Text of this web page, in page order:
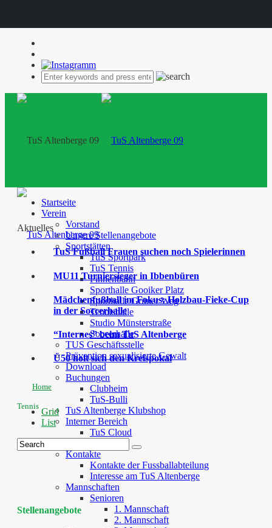
Startseite
Verein
Vorstand
Unsere Stellenangebote
Sportstätten
TuS Sportpark
TuS Tennis
Finnenbahn
Sporthalle Gooiker Platz
Sporthalle Grüner Weg
Tennishalle
Studio Münsterstraße
Soccerhalle
TUS Geschäftsstelle
Prävention sexualisierte Gewalt
Download
Buchungen
Clubheim
TuS-Bulli
TuS Altenberge Klubshop
Interner Bereich
TuS Cloud
Fussball
Kontakte
Kontakte der Fussballabteilung
Interesse am TuS Altenberge
Mannschaften
Senioren
1. Mannschaft
2. Mannschaft
Aktuelles
TuS Fußball Frauen suchen noch Spielerinnen
MU11 Turniersieger in Ibbenbüren
Mädchenfußball im Fokus: Holzbau-Fieke-Cup
in der Soccerhalle
“Internes” beim TuS Altenberge
Ü50 holt sich den Kreispokal
Home
Tennis
Grid
List
Stellenangebote